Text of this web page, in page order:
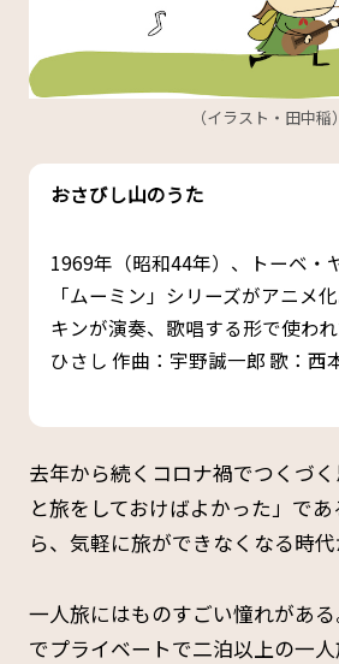
（イラスト・田中稲）
おさびし山のうた
1969年（昭和44年）、トーベ・
「ムーミン」シリーズがアニメ
キンが演奏、歌唱する形で使わ
ひさし 作曲：宇野誠一郎 歌：西
去年から続くコロナ禍でつくづ
と旅をしておけばよかった」で
ら、気軽に旅ができなくなる時代
一人旅にはものすごい憧れがあ
でプライベートで二泊以上の一